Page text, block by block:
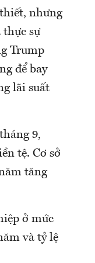
nhưng
sự
Trump
để bay
lãi suất
9,
tệ. Cơ sở
tăng
ở mức
và tỷ lệ